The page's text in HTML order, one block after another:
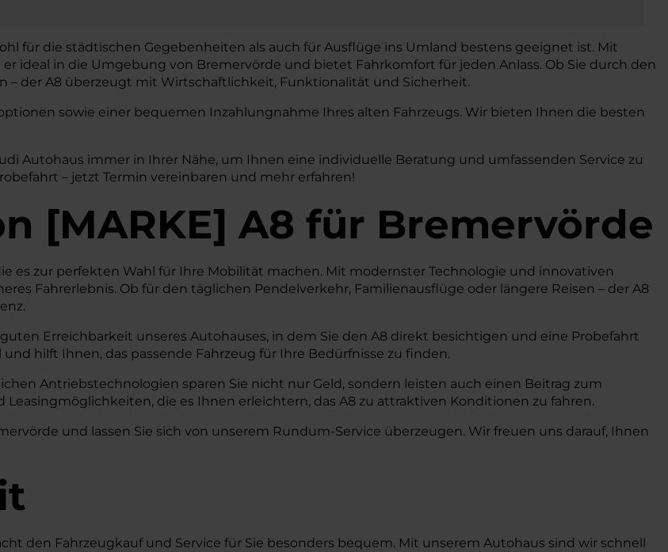
für die städtischen Gegebenheiten als auch für Ausflüge ins Umland bestens geeignet ist. Mit
ideal in die Umgebung von Bremervörde und bietet Fahrkomfort für jeden Anlass. Ob Sie durch den
der A8 überzeugt mit Wirtschaftlichkeit, Funktionalität und Sicherheit.
sowie einer bequemen Inzahlungnahme Ihres alten Fahrzeugs. Wir bieten Ihnen die besten
Autohaus immer in Ihrer Nähe, um Ihnen eine individuelle Beratung und umfassenden Service zu
– jetzt Termin vereinbaren und mehr erfahren!
[MARKE] A8 für Bremervörde
es zur perfekten Wahl für Ihre Mobilität machen. Mit modernster Technologie und innovativen
Fahrerlebnis. Ob für den täglichen Pendelverkehr, Familienausflüge oder längere Reisen – der A8
Erreichbarkeit unseres Autohauses, in dem Sie den A8 direkt besichtigen und eine Probefahrt
hilft Ihnen, das passende Fahrzeug für Ihre Bedürfnisse zu finden.
Antriebstechnologien sparen Sie nicht nur Geld, sondern leisten auch einen Beitrag zum
die es Ihnen erleichtern, das A8 zu attraktiven Konditionen zu fahren.
und lassen Sie sich von unserem Rundum-Service überzeugen. Wir freuen uns darauf, Ihnen
den Fahrzeugkauf und Service für Sie besonders bequem. Mit unserem Autohaus sind wir schnell